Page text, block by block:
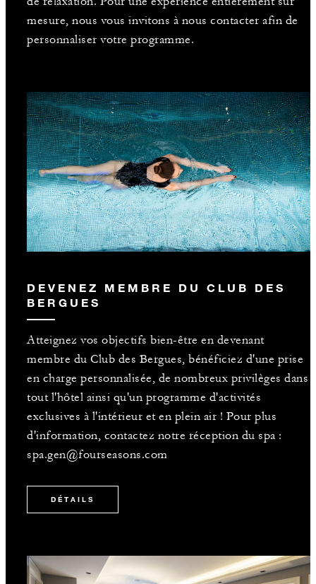
mesure, nous vous invitons à nous contacter afin de
personnaliser votre programme.
DEVENEZ MEMBRE DU CLUB DES
BERGUES
Atteignez vos objectifs bien-être en devenant
membre du Club des Bergues, bénéficiez d'une prise
en charge personnalisée, de nombreux privilèges dans
tout l'hôtel ainsi qu'un programme d'activités
exclusives à l'intérieur et en plein air ! Pour plus
d'information, contactez notre réception du spa :
spa.gen@fourseasons.com
DÉTAILS